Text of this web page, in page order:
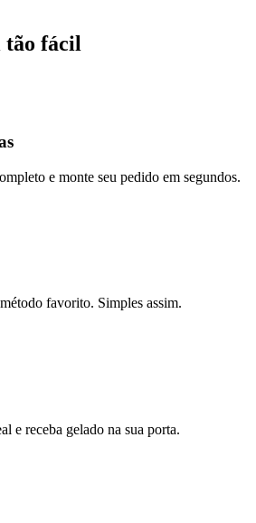
tão fácil
e monte seu pedido em segundos.
favorito. Simples assim.
e receba gelado na sua porta.